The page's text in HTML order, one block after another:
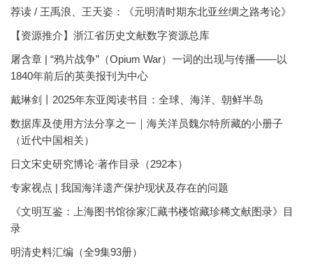
荐读 / 王禹浪、王天姿：《元明清时期东北亚丝绸之路考论》
【资源推介】浙江省历史文献数字资源总库
屠含章 | “鸦片战争”（Opium War）一词的出现与传播——以
1840年前后的英美报刊为中心
戴琳剑丨2025年东亚阅读书目：全球、海洋、朝鲜半岛
数据库及使用方法分享之一｜海关洋员魏尔特所藏的小册子
（近代中国相关）
日文宋史研究博论·著作目录（292本）
专家视点 | 我国海洋遗产保护现状及存在的问题
《文明互鉴：上海图书馆徐家汇藏书楼馆藏珍稀文献图录》目
录
明清史料汇编（全9集93册）